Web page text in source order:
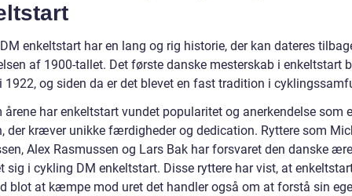
enkeltstart har en lang og rig historie, der kan dateres
af 1900-tallet. Det første danske mesterskab i enkeltstart
1922, og siden da er det blevet en fast tradition i
årene har enkeltstart vundet popularitet og anerkendelse som
der kræver unikke færdigheder og dedication. Ryttere som
Alex Rasmussen og Lars Bak har forsvaret den danske
sig i cykling DM enkeltstart. Disse ryttere har vist, at
blot at kæmpe mod uret det handler også om at forstå sin